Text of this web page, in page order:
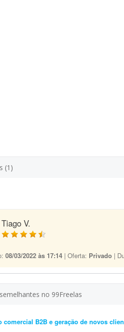
(1)
Tiago V.
08/03/2022 às 17:14 | Oferta: Privado |
no 99Freelas
comercial B2B e geração de novos